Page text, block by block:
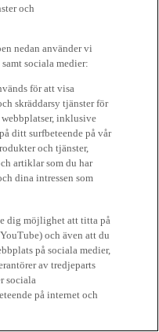
och
nedan använder vi
sociala medier:
för att visa
skräddarsy tjänster för
webbplatser, inklusive
ditt surfbeteende på vår
och tjänster,
artiklar som du har
dina intressen som
dig möjlighet att titta på
och även att du
på sociala medier,
av tredjeparts
sociala
på internet och